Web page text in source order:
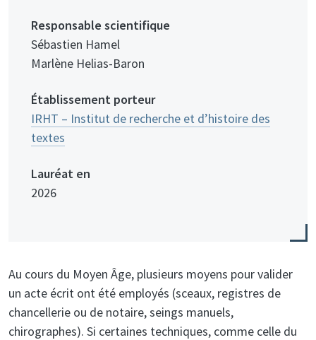
Responsable scientifique
Sébastien Hamel
Marlène Helias-Baron
Établissement porteur
IRHT – Institut de recherche et d’histoire des
textes
Lauréat en
2026
Au cours du Moyen Âge, plusieurs moyens pour valider
un acte écrit ont été employés (sceaux, registres de
chancellerie ou de notaire, seings manuels,
chirographes). Si certaines techniques, comme celle du